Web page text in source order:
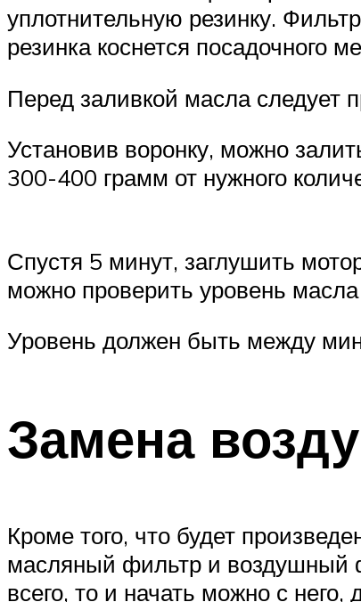
уплотнительную резинку.
резинка коснется посадочного
Перед заливкой масла следует
Установив воронку, можно
300-400 грамм от нужного
Спустя 5 минут, заглушить
можно проверить уровень
Уровень должен быть между
Замена
Кроме того, что будет
масляный фильтр и воздушный
всего, то и начать можно с него,